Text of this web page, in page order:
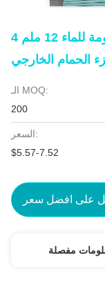
لوحة غيبسوم مقاومة للماء 12 ملم 4X8 الصفيحة الجدار
الحمام الخارجي
الـ MOQ:
200
السعر:
$5.57-7.52
على افضل سعر
مفصلة